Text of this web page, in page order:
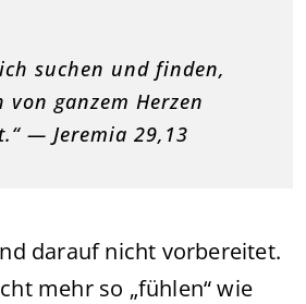
suchen und finden,
ganzem Herzen
— Jeremia 29,13
darauf nicht vorbereitet.
mehr so „fühlen“ wie